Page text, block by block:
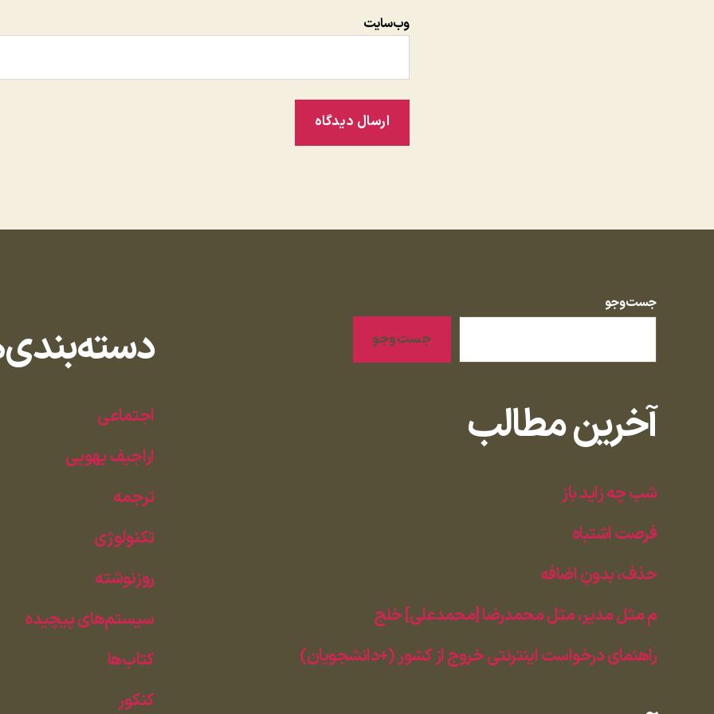
وب‌سایت
جست‌وجو
جست‌وجو
آخرین مطالب
شب چه زاید باز
فرصت اشتباه
حذف، بدونِ اضافه
م مثل مدیر، مثل محمدرضا [محمدعلی] خلج
راهنمای درخواست اینترنتی خروج از کشور (+دانشجویان)
اجتماعی
اراجیف یهویی
ترجمه
تکنولوژی
روزنوشته
سیستم‌های پیچیده
کتاب‌ها
کنکور